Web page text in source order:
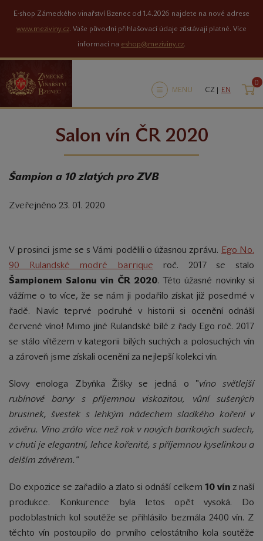
E-shop Zámeckého vinařství Bzenec od 1.4.2026 najdete na nové adrese
www.meziviny.cz. Vaše původní přihlašovací údaje zůstávají platné. Více
informací na eshop@meziviny.cz.
MENU CZ | EN
0
Salon vín ČR 2020
Šampion a 10 zlatých pro ZVB
Zveřejněno 23. 01. 2020
V prosinci jsme se s Vámi podělili o úžasnou zprávu. Ego No.
90 Rulandské modré barrique roč. 2017 se stalo
Šampionem Salonu vín ČR 2020. Této úžasné novinky si
vážíme o to více, že se nám ji podařilo získat již posedmé v
řadě. Navíc teprvé podruhé v historii si ocenění odnáší
červené víno! Mimo jiné Rulandské bílé z řady Ego roč. 2017
se stálo vítězem v kategorii bílých suchých a polosuchých vín
a zároveň jsme získali ocenění za nejlepší kolekci vín.
Slovy enologa Zbyňka Žišky se jedná o "víno světlejší
rubínové barvy s příjemnou viskozitou, vůní sušených
brusinek, švestek s lehkým nádechem sladkého koření v
závěru. Víno zrálo více než rok v nových barikových sudech,
v chuti je elegantní, lehce kořenité, s příjemnou kyselinkou a
delším závěrem."
Do expozice se zařadilo a zlato si odnáší celkem 10 vín z naší
produkce.
Konkurence byla letos opět vysoká. Do
podoblastních kol soutěže se přihlásilo bezmála 2400 vín. Z
těchto vín postoupilo do prvního celostátního kola soutěže